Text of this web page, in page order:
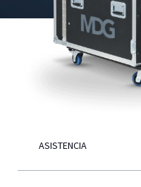
ASISTENCIA